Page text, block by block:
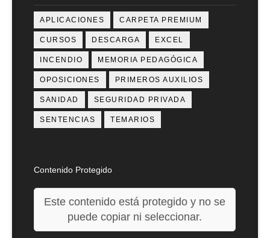
APLICACIONES CARPETA PREMIUM
CURSOS DESCARGA EXCEL
INCENDIO MEMORIA PEDAGÓGICA
OPOSICIONES PRIMEROS AUXILIOS
SANIDAD SEGURIDAD PRIVADA
SENTENCIAS TEMARIOS
Contenido Protegido
Este contenido está protegido y no se
puede copiar ni seleccionar.